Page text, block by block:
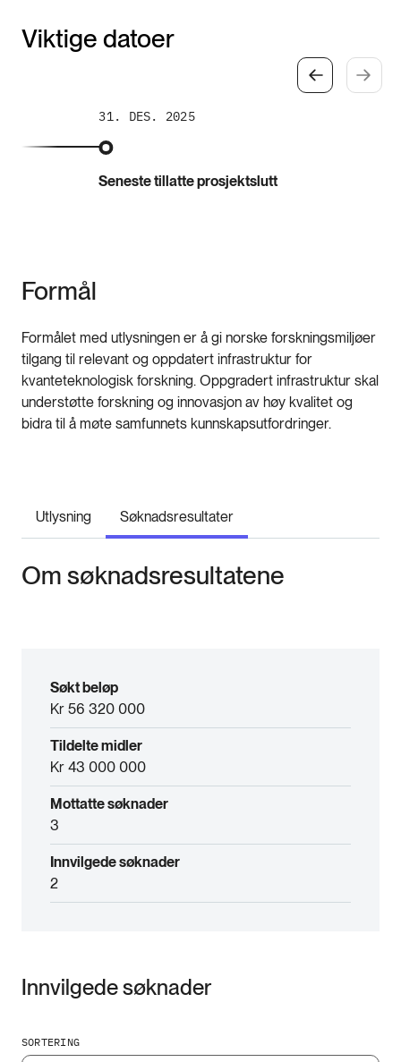
Viktige datoer
31. DES. 2025
Seneste tillatte prosjektslutt
Formål
Formålet med utlysningen er å gi norske forskningsmiljøer
tilgang til relevant og oppdatert infrastruktur for
kvanteteknologisk forskning. Oppgradert infrastruktur skal
understøtte forskning og innovasjon av høy kvalitet og
bidra til å møte samfunnets kunnskapsutfordringer.
Utlysning Søknadsresultater
Om søknadsresultatene
Søkt beløp
Kr 56 320 000
Tildelte midler
Kr 43 000 000
Mottatte søknader
3
Innvilgede søknader
2
Innvilgede søknader
SORTERING